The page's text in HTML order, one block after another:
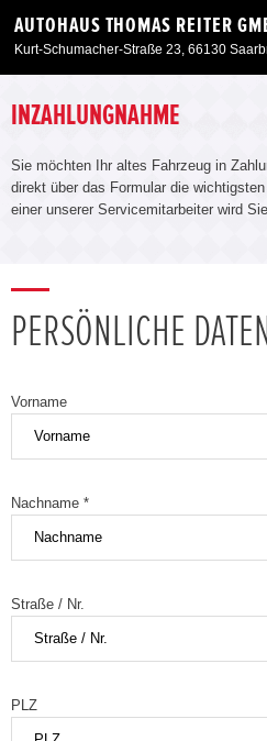
AUTOHAUS THOMAS REITER
Neuwagen
Gebrauchtwagen
Service & Zubehör
INZAHLUNGNAHME
Sie möchten Ihr altes Fahrzeug in
direkt über das Formular die
einer unserer Servicemitarbeiter wird
PERSÖNLICHE DATEN
Vorname
Nachname *
Straße / Nr.
PLZ